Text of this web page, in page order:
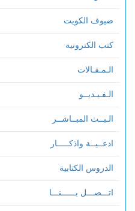
ضيوف الكويت
كتب الكترونية
الـمـقـالات
الـفـيـديــو
الـبــث المبــاشــر
ادعــيــة واذكـــــار
الدروس الكتابية
اتـــصـــل بــــــنـــا